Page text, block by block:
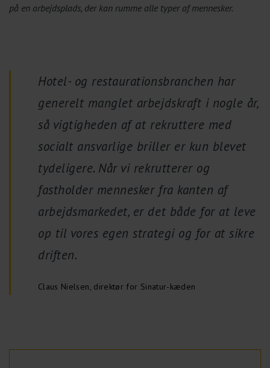
på en arbejdsplads, der kan rumme alle typer af mennesker.
Hotel- og restaurationsbranchen har
generelt manglet arbejdskraft i nogle år,
så vigtigheden af at rekruttere med
socialt ansvarlige briller er kun blevet
tydeligere. Når vi rekrutterer og
fastholder mennesker fra kanten af
arbejdsmarkedet, er det både for at leve
op til vores egen strategi og for at sikre
driften.
Claus Nielsen, direktør for Sinatur-kæden